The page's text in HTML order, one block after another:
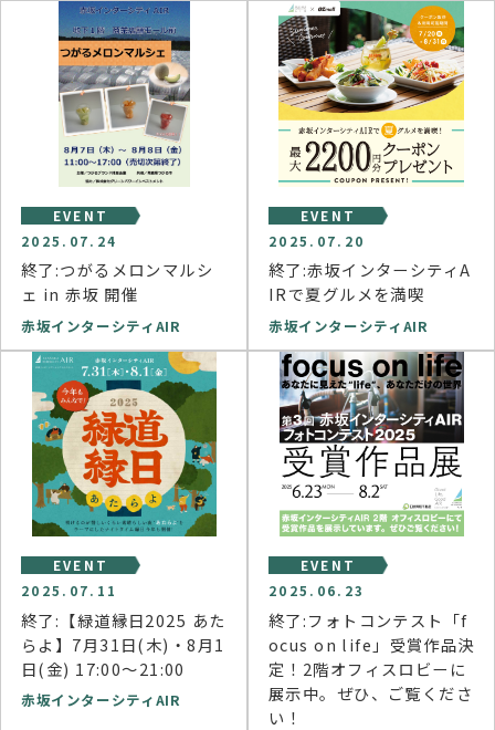
EVENT
2025.07.24
終了:つがるメロンマルシ
ェ in 赤坂 開催
赤坂インターシティAIR
EVENT
2025.07.20
終了:赤坂インターシティA
IRで夏グルメを満喫
赤坂インターシティAIR
EVENT
2025.07.11
終了:【緑道縁日2025 あた
らよ】7月31日(木)・8月1
日(金) 17:00～21:00
赤坂インターシティAIR
EVENT
2025.06.23
終了:フォトコンテスト「f
ocus on life」受賞作品決
定！2階オフィスロビーに
展示中。ぜひ、ご覧くださ
い！